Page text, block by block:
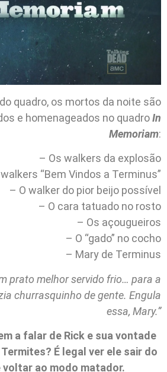
quadro, os mortos da noite são
e homenageados no quadroIn
Memoriam:
– Os walkers da explosão
“Bem Vindos a Terminus”
– O walker do pior beijo possível
– O cara tatuado no rosto
– Os açougueiros
– O “gado” no cocho
– Mary de Terminus
prato melhor servido frio… para a
churrasquinho de gente. Engula
essa, Mary.”
a falar de Rick e sua vontade
É legal ver ele sair do
ao modo matador.